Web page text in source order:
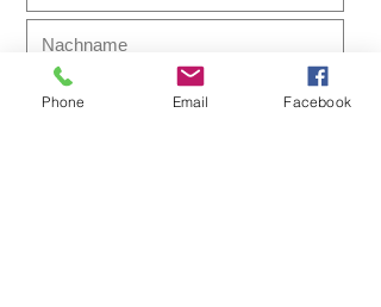
Phone Email Facebook